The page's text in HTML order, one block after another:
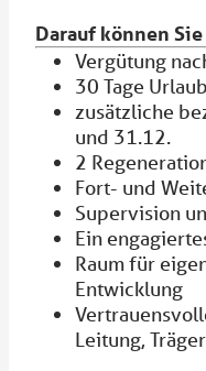
Darauf können
Vergütung
30 Tage Urlaub
zusätzliche
und 31.12.
2
Fort- und
Supervision
Ein
Raum für
Entwicklung
Leitung,